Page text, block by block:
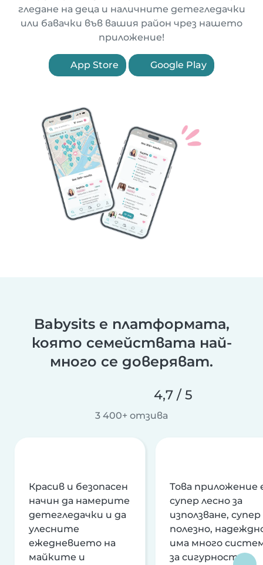
гледане на деца и наличните детегледачки
или бавачки във вашия район чрез нашето
приложение!
App Store Google Play
Babysits е платформата,
която семействата най-
много се доверяват.
4,7 / 5
3 400+ отзива
Красив и безопасен
начин да намерите
детегледачки и да
улесните
ежедневието на
майките и
Това приложение
супер лесно за
използване, супер
полезно,
има много
за сигурност и